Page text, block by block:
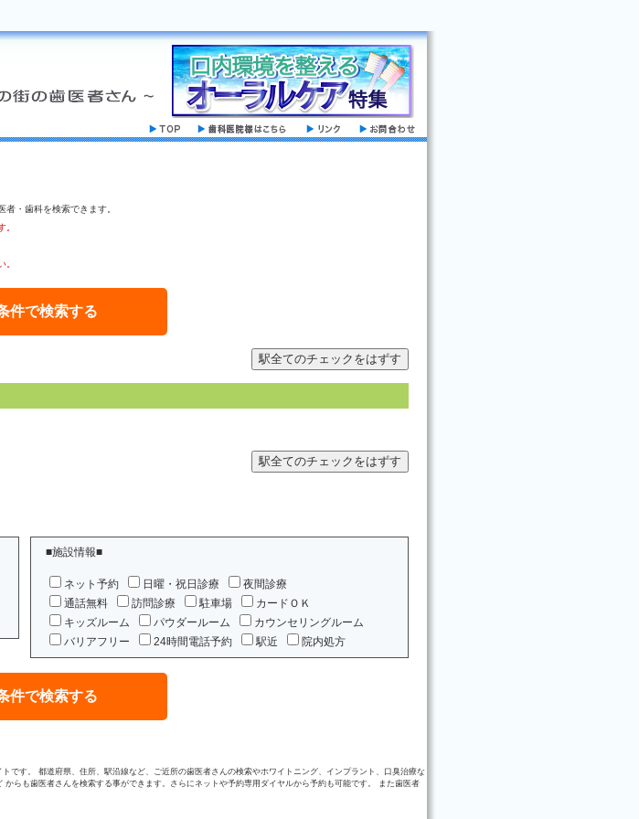
・歯科を検索できます。
。
。
■施設情報■
ネット予約 日曜・祝日診療
夜間診療
通話無料
訪問診療 駐車場
カードＯＫ
キッズルーム
パウダールーム
カウンセリングルーム
バリアフリー
24時間電話予約 駅近 院内処方
です。 都道府県、住所、駅沿線など、ご近所の歯医者さんの検索やホワイトニング、インプラント、口臭治療な
らも歯医者さんを検索する事ができます。さらにネットや予約専用ダイヤルから予約も可能です。 また歯医者